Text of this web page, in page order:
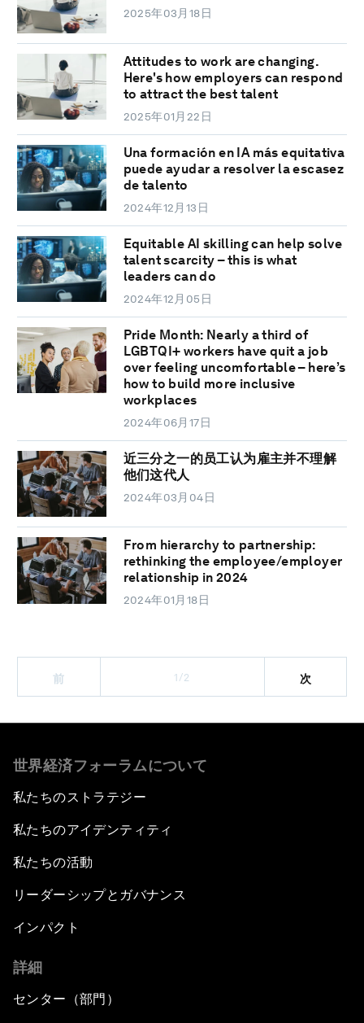
2025年03月18日
Attitudes to work are changing.
Here's how employers can respond
to attract the best talent
2025年01月22日
Una formación en IA más equitativa
puede ayudar a resolver la escasez
de talento
2024年12月13日
Equitable AI skilling can help solve
talent scarcity – this is what
leaders can do
2024年12月05日
Pride Month: Nearly a third of
LGBTQI+ workers have quit a job
over feeling uncomfortable – here’s
how to build more inclusive
workplaces
2024年06月17日
近三分之一的员工认为雇主并不理解
他们这代人
2024年03月04日
From hierarchy to partnership:
rethinking the employee/employer
relationship in 2024
2024年01月18日
前 1/2 次
世界経済フォーラムについて
私たちのストラテジー
私たちのアイデンティティ
私たちの活動
リーダーシップとガバナンス
インパクト
詳細
センター（部門）